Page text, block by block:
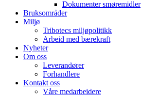
Dokumenter smøremidler
Bruksområder
Miljø
Tribotecs miljøpolitikk
Arbeid med bærekraft
Nyheter
Om oss
Leverandører
Forhandlere
Kontakt oss
Våre medarbeidere